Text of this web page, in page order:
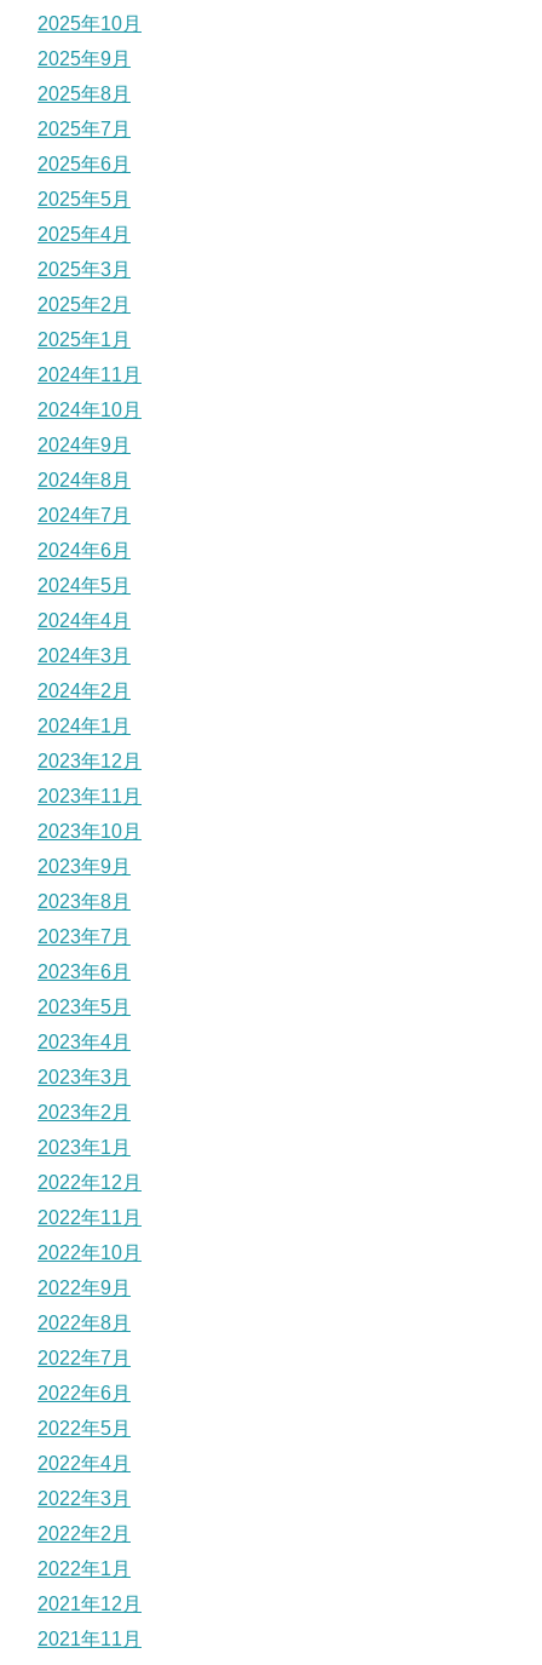
2025年10月
2025年9月
2025年8月
2025年7月
2025年6月
2025年5月
2025年4月
2025年3月
2025年2月
2025年1月
2024年11月
2024年10月
2024年9月
2024年8月
2024年7月
2024年6月
2024年5月
2024年4月
2024年3月
2024年2月
2024年1月
2023年12月
2023年11月
2023年10月
2023年9月
2023年8月
2023年7月
2023年6月
2023年5月
2023年4月
2023年3月
2023年2月
2023年1月
2022年12月
2022年11月
2022年10月
2022年9月
2022年8月
2022年7月
2022年6月
2022年5月
2022年4月
2022年3月
2022年2月
2022年1月
2021年12月
2021年11月